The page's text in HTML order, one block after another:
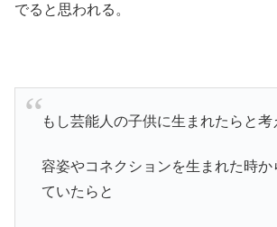
でると思われる。
もし芸能人の子供に生まれたらと考
容姿やコネクションを生まれた時か
ていたらと